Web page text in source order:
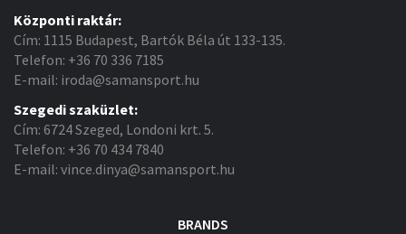
Központi raktár:
Cím: 1115 Budapest, Bartók Béla út 133-135.
Telefon: +36 70 336 7185
E-mail: iroda@samansport.hu
Szegedi szaküzlet:
Cím: 6724 Szeged, Londoni krt. 5.
Telefon: +36 70 434 7840
E-mail: vince.dinya@samansport.hu
BRANDS